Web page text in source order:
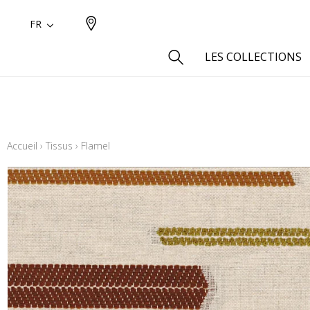
FR
LES COLLECTIONS
Coton
Laine
Lin
Accueil › Tissus › Flamel